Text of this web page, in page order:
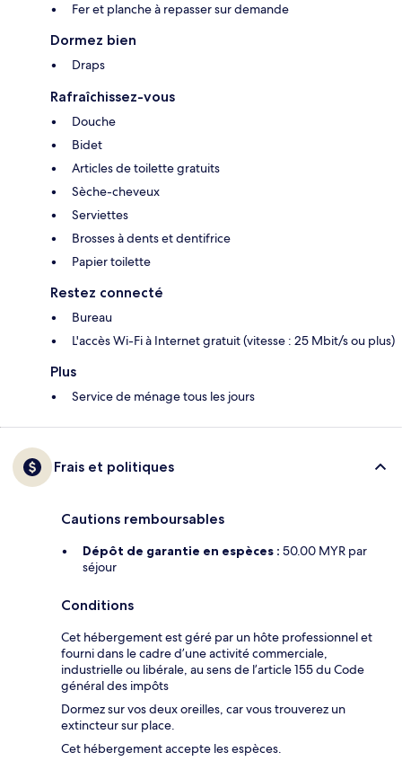
Fer et planche à repasser sur demande
Dormez bien
Draps
Rafraîchissez-vous
Douche
Bidet
Articles de toilette gratuits
Sèche-cheveux
Serviettes
Brosses à dents et dentifrice
Papier toilette
Restez connecté
Bureau
L'accès Wi-Fi à Internet gratuit (vitesse : 25 Mbit/s ou plus)
Plus
Service de ménage tous les jours
Frais et politiques
Cautions remboursables
Dépôt de garantie en espèces : 50.00 MYR par
séjour
Conditions
Cet hébergement est géré par un hôte professionnel et
fourni dans le cadre d’une activité commerciale,
industrielle ou libérale, au sens de l’article 155 du Code
général des impôts
Dormez sur vos deux oreilles, car vous trouverez un
extincteur sur place.
Cet hébergement accepte les espèces.